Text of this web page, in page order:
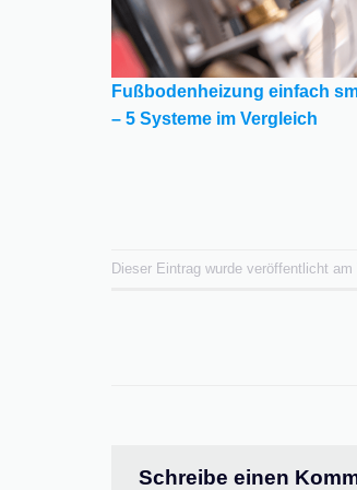
Fußbodenheizung einfach
– 5 Systeme im Vergleich
Dieser Eintrag wurde veröffentlicht am
Schreibe einen